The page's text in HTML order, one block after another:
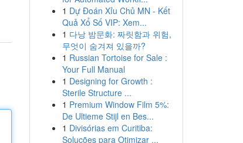
1 Dự Đoán Xỉu Chủ MN - Kết
Quả Xổ Số VIP: Xem...
1 다낭 밤문화: 짜릿함과 위험,
무엇이 숨겨져 있을까?
1 Russian Tortoise for Sale :
Your Full Manual
1 Designing for Growth :
Sterile Structure ...
1 Premium Window Film 5%:
De Ultieme Stijl en Bes...
1 Divisórias em Curitiba:
Soluções para Otimizar ...